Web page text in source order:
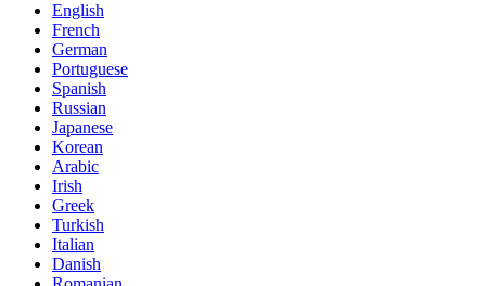
English
French
German
Portuguese
Spanish
Russian
Japanese
Korean
Arabic
Irish
Greek
Turkish
Italian
Danish